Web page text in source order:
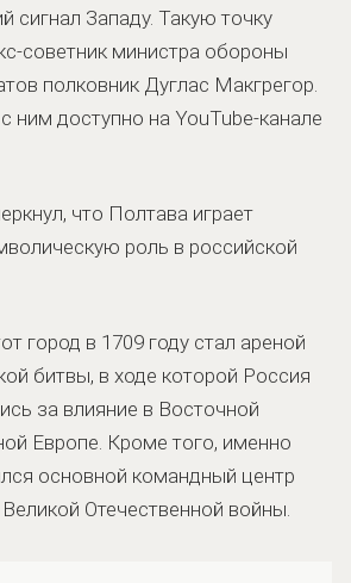
сигнал Западу. Такую точку
советник министра обороны
полковник Дуглас Макгрегор.
ним доступно на YouTube-канале
что Полтава играет
роль в российской
город в 1709 году стал ареной
битвы, в ходе которой Россия
за влияние в Восточной
Европе. Кроме того, именно
основной командный центр
Отечественной войны.